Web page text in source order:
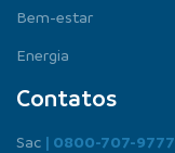
Bem-estar
Energia
Contatos
Sac | 0800-707-9777